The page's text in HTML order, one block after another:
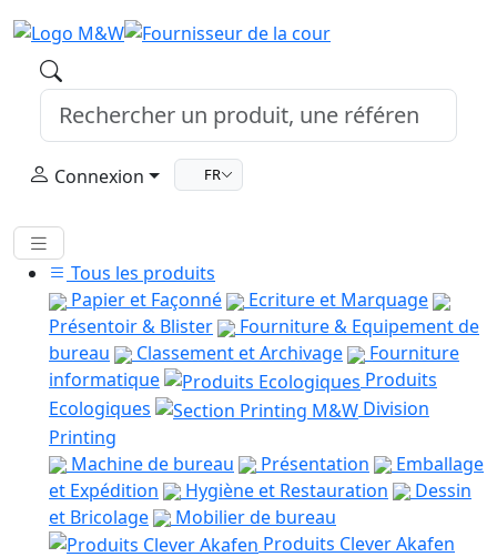
Connexion FR
Tous les produits
Papier et Façonné
Ecriture et Marquage
Présentoir & Blister
Fourniture & Equipement de
bureau
Classement et Archivage
Fourniture
informatique
Produits
Ecologiques
Division
Printing
Machine de bureau
Présentation
Emballage
et Expédition
Hygiène et Restauration
Dessin
et Bricolage
Mobilier de bureau
Produits Clever Akafen